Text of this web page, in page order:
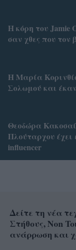
Η κόρη του Jamie
σαν χθες που τον
Η Μαρία
Σολωμού και
Θεοδώρα
Πλούταρχου έχει
influencer
Δείτε τη νέα
Στήθους, Non
ανάρρωση και